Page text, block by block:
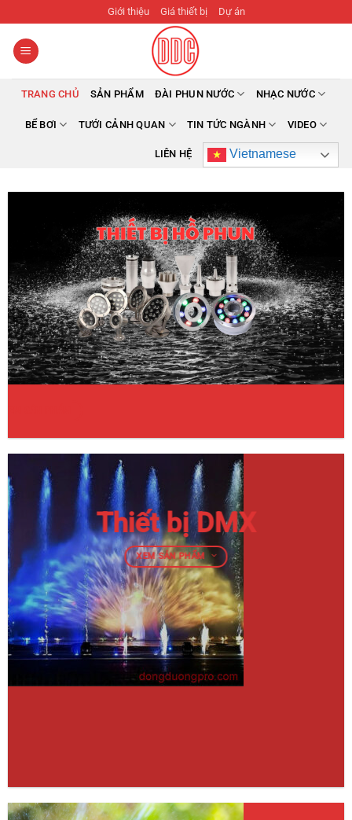
qua
nội
dung
Giới thiệu Giá thiết bị Dự án
TRANG CHỦ SẢN PHẨM ĐÀI PHUN NƯỚC NHẠC NƯỚC
BỂ BƠI TƯỚI CẢNH QUAN TIN TỨC NGÀNH VIDEO
LIÊN HỆ Vietnamese
Thiết bị DMX
XEM SẢN PHẨM